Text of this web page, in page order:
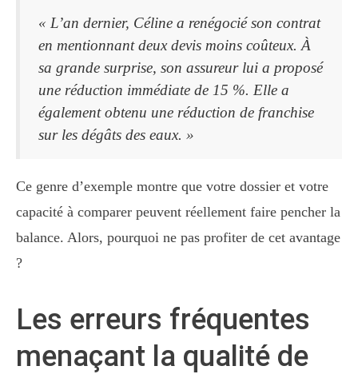
« L’an dernier, Céline a renégocié son contrat
en mentionnant deux devis moins coûteux. À
sa grande surprise, son assureur lui a proposé
une réduction immédiate de 15 %. Elle a
également obtenu une réduction de franchise
sur les dégâts des eaux. »
Ce genre d’exemple montre que votre dossier et votre
capacité à comparer peuvent réellement faire pencher la
balance. Alors, pourquoi ne pas profiter de cet avantage
?
Les erreurs fréquentes
menaçant la qualité de